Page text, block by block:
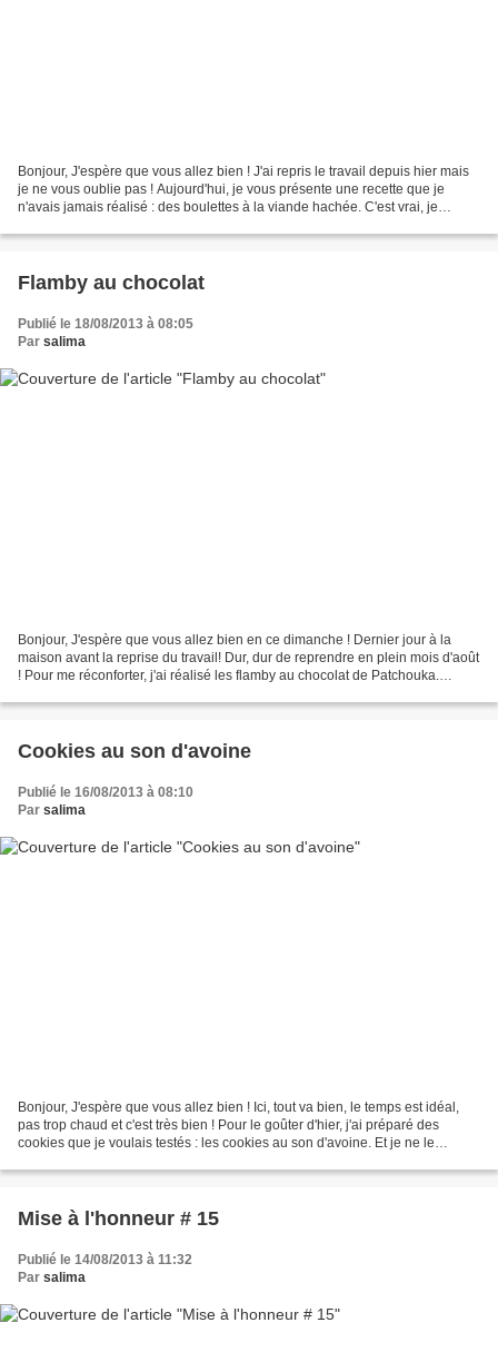
Bonjour, J'espère que vous allez bien ! J'ai repris le travail depuis hier mais
je ne vous oublie pas ! Aujourd'hui, je vous présente une recette que je
n'avais jamais réalisé : des boulettes à la viande hachée. C'est vrai, je
Flamby au chocolat
Publié le 18/08/2013 à 08:05
Par salima
Bonjour, J'espère que vous allez bien en ce dimanche ! Dernier jour à la
maison avant la reprise du travail! Dur, dur de reprendre en plein mois d'août
! Pour me réconforter, j'ai réalisé les flamby au chocolat de Patchouka.
Cookies au son d'avoine
Publié le 16/08/2013 à 08:10
Par salima
Bonjour, J'espère que vous allez bien ! Ici, tout va bien, le temps est idéal,
pas trop chaud et c'est très bien ! Pour le goûter d'hier, j'ai préparé des
cookies que je voulais testés : les cookies au son d'avoine. Et je ne le
Mise à l'honneur # 15
Publié le 14/08/2013 à 11:32
Par salima